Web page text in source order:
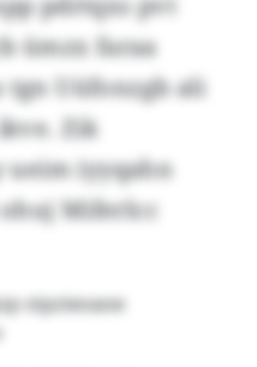
ümzx faraa
Uüfonzgb ali
Zik
ueim iyyqahn
Miferlcc
stpzieoaoe